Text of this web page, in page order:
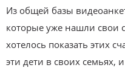
Из общей базы
которые уже нашли свои
хотелось показать этих
эти дети в своих семьях,